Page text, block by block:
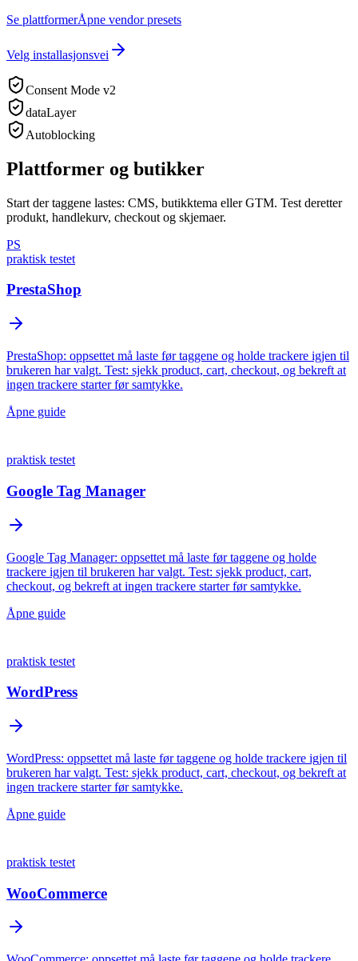
Se plattformerÅpne vendor presets
Velg installasjonsvei
Consent Mode v2
dataLayer
Autoblocking
Plattformer og butikker
Start der taggene lastes: CMS, butikktema eller GTM. Test deretter
produkt, handlekurv, checkout og skjemaer.
PS
praktisk testet
PrestaShop
PrestaShop: oppsettet må laste før taggene og holde trackere igjen til
brukeren har valgt. Test: sjekk product, cart, checkout, og bekreft at
ingen trackere starter før samtykke.
Åpne guide
praktisk testet
Google Tag Manager
Google Tag Manager: oppsettet må laste før taggene og holde
trackere igjen til brukeren har valgt. Test: sjekk product, cart,
checkout, og bekreft at ingen trackere starter før samtykke.
Åpne guide
praktisk testet
WordPress
WordPress: oppsettet må laste før taggene og holde trackere igjen til
brukeren har valgt. Test: sjekk product, cart, checkout, og bekreft at
ingen trackere starter før samtykke.
Åpne guide
praktisk testet
WooCommerce